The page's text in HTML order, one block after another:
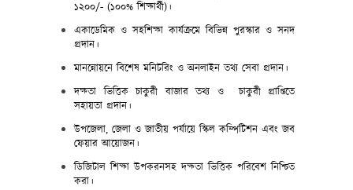
১২০০/- (১০০% শিক্ষার্থী)।
একাডেমিক ও সহশিক্ষা কার্যক্রমে বিভিন্ন পুরস্কার ও সনদ
প্রদান।
মানন্নোয়নে বিশেষ মনিটরিং ও অনলাইন তথ্য সেবা প্রদান।
দক্ষতা ভিত্তিক চাকুরী বাজার তথ্য ও চাকুরী প্রাপ্তিতে
সহায়তা প্রদান।
উপজেলা, জেলা ও জাতীয় পর্যায়ে স্কিল কম্পিটিশন এবং জব
ফেয়ার আয়োজন।
ডিজিটাল শিক্ষা উপকরনসহ দক্ষতা ভিত্তিক পরিবেশ নিশ্চিত
করা।